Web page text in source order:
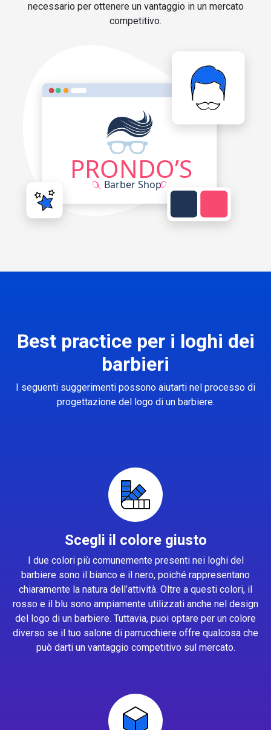
necessario per ottenere un vantaggio in un mercato
competitivo.
Best practice per i loghi dei
barbieri
I seguenti suggerimenti possono aiutarti nel processo di
progettazione del logo di un barbiere.
Scegli il colore giusto
I due colori più comunemente presenti nei loghi del
barbiere sono il bianco e il nero, poiché rappresentano
chiaramente la natura dell’attività. Oltre a questi colori, il
rosso e il blu sono ampiamente utilizzati anche nel design
del logo di un barbiere. Tuttavia, puoi optare per un colore
diverso se il tuo salone di parrucchiere offre qualcosa che
può darti un vantaggio competitivo sul mercato.